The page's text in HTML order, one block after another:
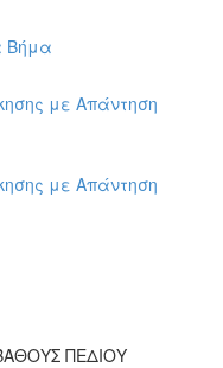
Βήμα
με Απάντηση
με Απάντηση
ΠΕΔΙΟΥ